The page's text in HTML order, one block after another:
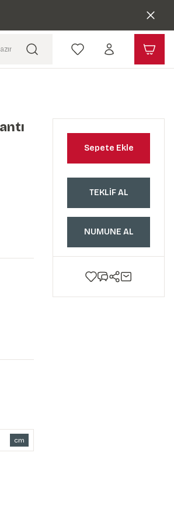
cm
Sepete Ekle
TEKLİF AL
NUMUNE AL